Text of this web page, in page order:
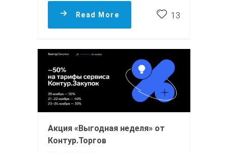
Read More 13
Акция «Выгодная неделя» от
Контур.Торгов